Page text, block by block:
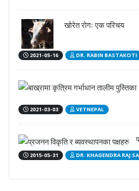
खोरेत रोगः एक परिचय
2021-05-16 DR. RABIN BASTAKOTI
2021-03-03 VETNEPAL
2015-05-31 DR. KHAGENDRA RAJ